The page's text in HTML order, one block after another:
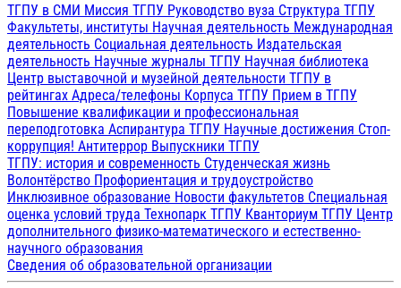
ТГПУ в СМИ Миссия ТГПУ Руководство вуза Структура ТГПУ
Факультеты, институты Научная деятельность Международная
деятельность Социальная деятельность Издательская
деятельность Научные журналы ТГПУ Научная библиотека
Центр выставочной и музейной деятельности ТГПУ в
рейтингах Адреса/телефоны Корпуса ТГПУ Прием в ТГПУ
Повышение квалификации и профессиональная
переподготовка Аспирантура ТГПУ Научные достижения Стоп-
коррупция! Антитеррор Выпускники ТГПУ
ТГПУ: история и современность Студенческая жизнь
Волонтёрство Профориентация и трудоустройство
Инклюзивное образование Новости факультетов Специальная
оценка условий труда Технопарк ТГПУ Кванториум ТГПУ Центр
дополнительного физико-математического и естественно-
научного образования
Сведения об образовательной организации